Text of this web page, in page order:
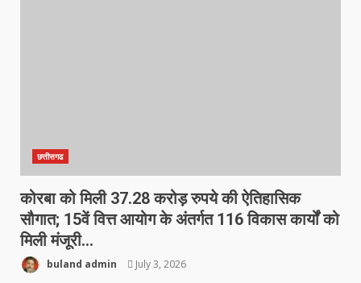
छत्तीसगढ
कोरबा को मिली 37.28 करोड़ रुपये की ऐतिहासिक
सौगात; 15वें वित्त आयोग के अंतर्गत 116 विकास कार्यों को
मिली मंजूरी…
buland admin July 3, 2026